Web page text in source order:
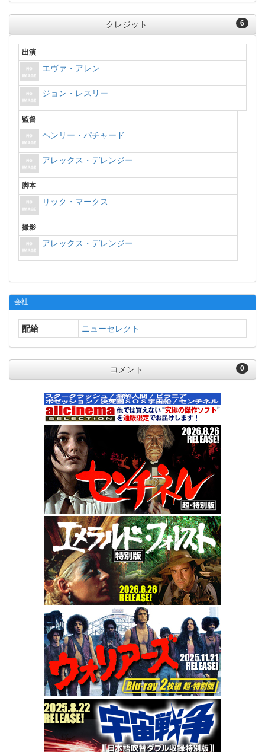
6
クレジット
出演
エヴァ・アレン
ジョン・レスリー
監督
ヘンリー・パチャード
アレックス・デレンジー
脚本
リック・マークス
撮影
アレックス・デレンジー
会社
配給 ニューセレクト
0
コメント